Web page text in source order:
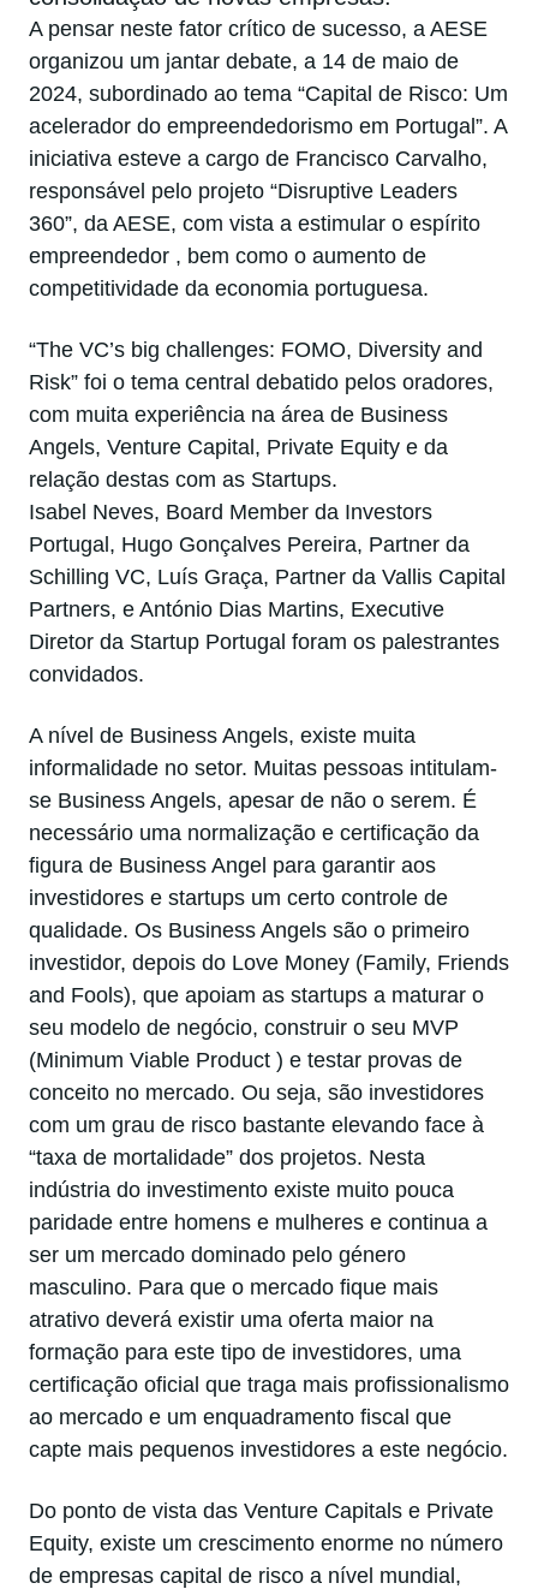
A pensar neste fator crítico de sucesso, a AESE
organizou um jantar debate, a 14 de maio de
2024, subordinado ao tema “Capital de Risco: Um
acelerador do empreendedorismo em Portugal”. A
iniciativa esteve a cargo de Francisco Carvalho,
responsável pelo projeto “Disruptive Leaders
360”, da AESE, com vista a estimular o espírito
empreendedor , bem como o aumento de
competitividade da economia portuguesa.
“The VC’s big challenges: FOMO, Diversity and
Risk” foi o tema central debatido pelos oradores,
com muita experiência na área de Business
Angels, Venture Capital, Private Equity e da
relação destas com as Startups.
Isabel Neves, Board Member da Investors
Portugal, Hugo Gonçalves Pereira, Partner da
Schilling VC, Luís Graça, Partner da Vallis Capital
Partners, e António Dias Martins, Executive
Diretor da Startup Portugal foram os palestrantes
convidados.
A nível de Business Angels, existe muita
informalidade no setor. Muitas pessoas intitulam-
se Business Angels, apesar de não o serem. É
necessário uma normalização e certificação da
figura de Business Angel para garantir aos
investidores e startups um certo controle de
qualidade. Os Business Angels são o primeiro
investidor, depois do Love Money (Family, Friends
and Fools), que apoiam as startups a maturar o
seu modelo de negócio, construir o seu MVP
(Minimum Viable Product ) e testar provas de
conceito no mercado. Ou seja, são investidores
com um grau de risco bastante elevando face à
“taxa de mortalidade” dos projetos. Nesta
indústria do investimento existe muito pouca
paridade entre homens e mulheres e continua a
ser um mercado dominado pelo género
masculino. Para que o mercado fique mais
atrativo deverá existir uma oferta maior na
formação para este tipo de investidores, uma
certificação oficial que traga mais profissionalismo
ao mercado e um enquadramento fiscal que
capte mais pequenos investidores a este negócio.
Do ponto de vista das Venture Capitals e Private
Equity, existe um crescimento enorme no número
de empresas capital de risco a nível mundial,